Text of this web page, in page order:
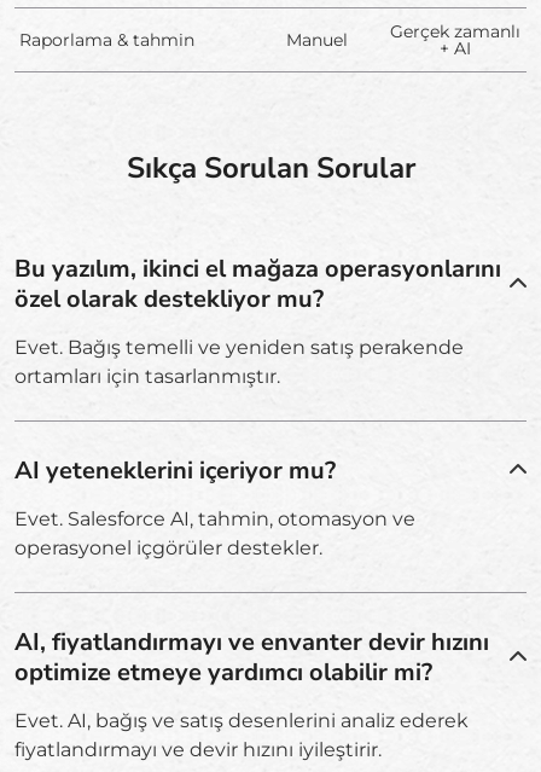
Raporlama & tahmin Manuel Gerçek zamanlı
+ AI
Sıkça Sorulan Sorular
Bu yazılım, ikinci el mağaza operasyonlarını
özel olarak destekliyor mu?
Evet. Bağış temelli ve yeniden satış perakende
ortamları için tasarlanmıştır.
AI yeteneklerini içeriyor mu?
Evet. Salesforce AI, tahmin, otomasyon ve
operasyonel içgörüler destekler.
AI, fiyatlandırmayı ve envanter devir hızını
optimize etmeye yardımcı olabilir mi?
Evet. AI, bağış ve satış desenlerini analiz ederek
fiyatlandırmayı ve devir hızını iyileştirir.